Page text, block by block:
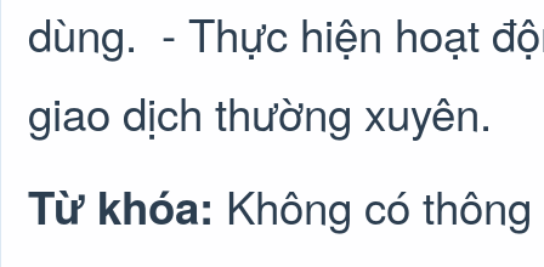
dùng. - Thực hiện hoạt
giao dịch thường xuyên.
Từ khóa: Không có